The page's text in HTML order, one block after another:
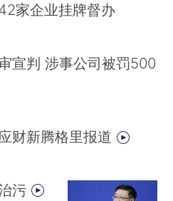
家企业挂牌督办
宣判 涉事公司被罚500
财新腾格里报道
污